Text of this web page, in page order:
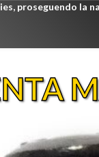
proseguendo la